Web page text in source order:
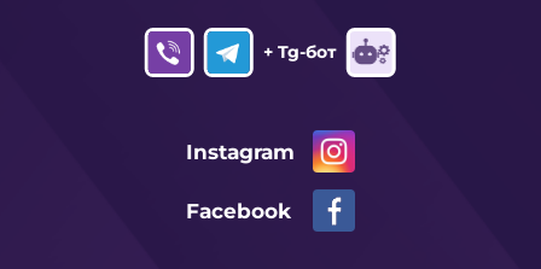
+ Tg-бот
Instagram
Facebook